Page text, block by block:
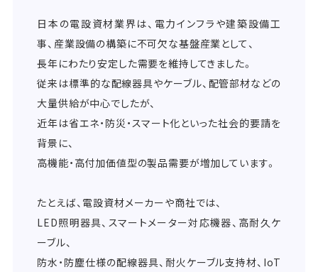
日本の電設資材業界は、電力インフラや建築設備工
事、産業設備の構築に不可欠な基盤産業として、
長年にわたり安定した需要を維持してきました。
従来は標準的な配線器具やケーブル、配管部材などの
大量供給が中心でしたが、
近年は省エネ・防災・スマート化といった社会的要請を
背景に、
高機能・高付加価値型の製品需要が増加しています。
たとえば、電設資材メーカーや商社では、
LED照明器具、スマートメーター対応機器、高耐久ケ
ーブル、
防水・防塵仕様の配線器具、耐火ケーブル支持材、IoT